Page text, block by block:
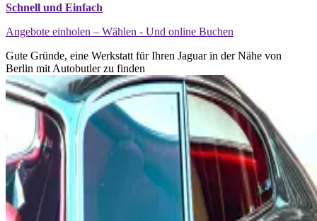
Schnell und Einfach
Angebote einholen – Wählen - Und online Buchen
Gute Gründe, eine Werkstatt für Ihren Jaguar in der Nähe von
Berlin mit Autobutler zu finden